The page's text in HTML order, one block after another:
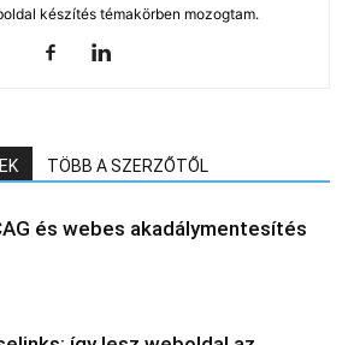
készítés témakörben mozogtam.
TÖBB A SZERZŐTŐL
és webes akadálymentesítés